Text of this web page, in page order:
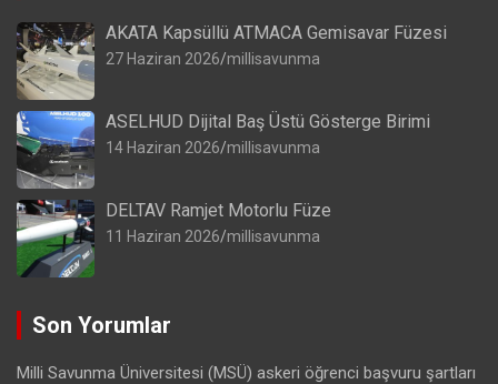
AKATA Kapsüllü ATMACA Gemisavar Füzesi
27 Haziran 2026 millisavunma
ASELHUD Dijital Baş Üstü Gösterge Birimi
14 Haziran 2026 millisavunma
DELTAV Ramjet Motorlu Füze
11 Haziran 2026 millisavunma
Son Yorumlar
Milli Savunma Üniversitesi (MSÜ) askeri öğrenci başvuru şartları